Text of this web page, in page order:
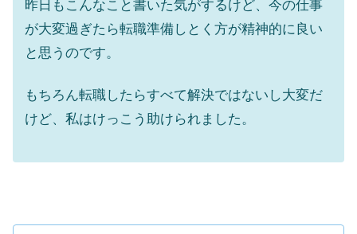
昨日もこんなこと書いた気がするけど、今の仕事
が大変過ぎたら転職準備しとく方が精神的に良い
と思うのです。
もちろん転職したらすべて解決ではないし大変だ
けど、私はけっこう助けられました。